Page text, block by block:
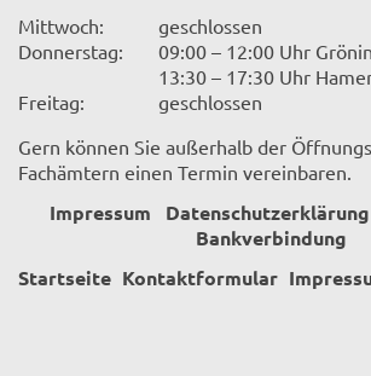
Mittwoch:
geschlossen
Donnerstag:
09:00 – 12:00 Uhr
13:30 – 17:30 Uhr
Freitag:
geschlossen
Gern können Sie außerhalb der
Fachämtern einen Termin vereinbaren.
Impressum Datenschutzerklärung
Bankverbindung
Startseite Kontaktformular